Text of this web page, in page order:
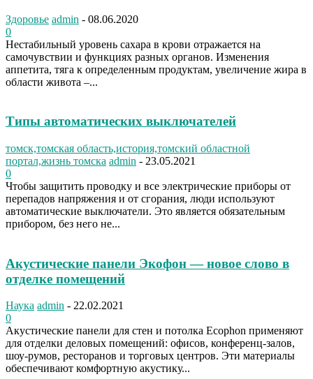
Здоровье admin - 08.06.2020
0
Нестабильный уровень сахара в крови отражается на
самочувствии и функциях разных органов. Изменения
аппетита, тяга к определенным продуктам, увеличение жира в
области живота –...
Типы автоматических выключателей
томск,томская область,история,томский областной
портал,жизнь томска admin - 23.05.2021
0
Чтобы защитить проводку и все электрические приборы от
перепадов напряжения и от сгорания, люди используют
автоматические выключатели. Это является обязательным
прибором, без него не...
Акустические панели Экофон — новое слово в
отделке помещений
Наука admin - 22.02.2021
0
Акустические панели для стен и потолка Ecophon применяют
для отделки деловых помещений: офисов, конференц-залов,
шоу-румов, ресторанов и торговых центров. Эти материалы
обеспечивают комфортную акустику...